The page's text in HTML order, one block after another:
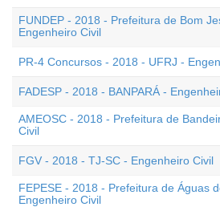
FUNDEP - 2018 - Prefeitura de Bom
Engenheiro Civil
PR-4 Concursos - 2018 - UFRJ -
FADESP - 2018 - BANPARÁ -
AMEOSC - 2018 - Prefeitura de
Civil
FGV - 2018 - TJ-SC - Engenheiro Civil
FEPESE - 2018 - Prefeitura de Águas
Engenheiro Civil